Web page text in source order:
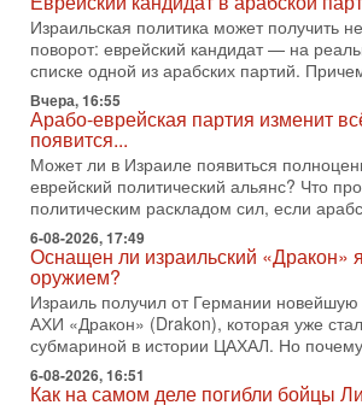
Тегерана и других стран региона. По
1-08-2026, 17:50
«Русский голос» Израиля: кто
раз?
Голоса русскоязычных репатриантов не
меняли политический ландшафт Израиля.
вспомнить взлет партии «Исраэль ба-
31-07-2026, 17:00
Тайны закрытых дверей: о чём на
молчат Трамп и Нетаньяху?
Недавний визит премьер-министра
Нетаньяху в США и его встреча с
оставили больше вопросов, чем
31-07-2026, 15:18
Иран готовит покушение на
хочет эскалации, но КСИР готовит
В эфире телеканала ITON-TV СЕРГЕЙ
Израильская политика может получить
поворот: еврейский кандидат — на
списке одной из арабских партий.
Вчера, 16:55
Арабо-еврейская партия изменит
появится...
Может ли в Израиле появиться
еврейский политический альянс? Что
политическим раскладом сил, если
6-08-2026, 17:49
Оснащен ли израильский «Дракон»
оружием?
Израиль получил от Германии
АХИ «Дракон» (Drakon), которая уже
субмариной в истории ЦАХАЛ. Но
6-08-2026, 16:51
Как на самом деле погибли бойцы